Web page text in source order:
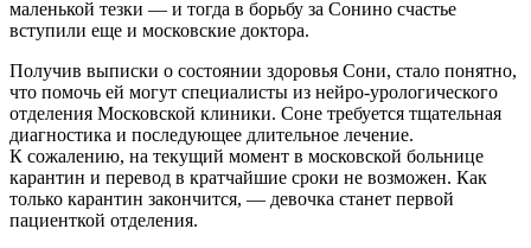
маленькой тезки — и тогда в борьбу за Сонино счастье
вступили еще и московские доктора.
Получив выписки о состоянии здоровья Сони, стало понятно,
что помочь ей могут специалисты из нейро-урологического
отделения Московской клиники. Соне требуется тщательная
диагностика и последующее длительное лечение.
К сожалению, на текущий момент в московской больнице
карантин и перевод в кратчайшие сроки не возможен. Как
только карантин закончится, — девочка станет первой
пациенткой отделения.